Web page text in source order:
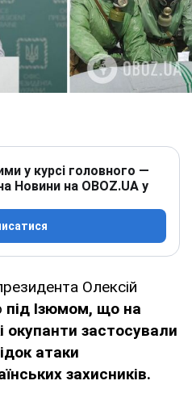
у курсі головного —
Новини на OBOZ.UA у
Олексій
під Ізюмом, що на
окупанти застосували
атаки
захисників.